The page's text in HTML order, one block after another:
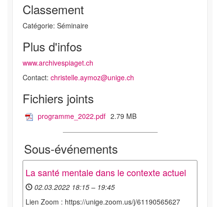
Classement
Catégorie: Séminaire
Plus d'infos
www.archivespiaget.ch
Contact: christelle.aymoz@unige.ch
Fichiers joints
programme_2022.pdf 2.79 MB
Sous-événements
La santé mentale dans le contexte actuel
02.03.2022 18:15 – 19:45
Lien Zoom : https://unige.zoom.us/j/61190565627